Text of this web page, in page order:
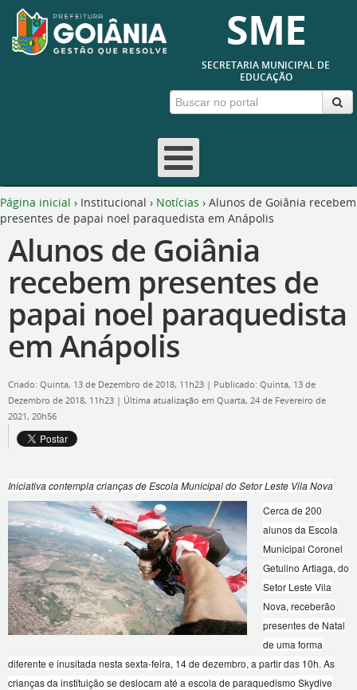
SME
SECRETARIA MUNICIPAL DE
EDUCAÇÃO
Página inicial › Institucional › Notícias › Alunos de Goiânia recebem
presentes de papai noel paraquedista em Anápolis
Alunos de Goiânia
recebem presentes de
papai noel paraquedista
em Anápolis
Criado: Quinta, 13 de Dezembro de 2018, 11h23 | Publicado: Quinta, 13 de
Dezembro de 2018, 11h23 | Última atualização em Quarta, 24 de Fevereiro de
2021, 20h56
Iniciativa contempla crianças de Escola Municipal do Setor Leste Vila Nova
Cerca de 200
alunos da Escola
Municipal Coronel
Getulino Artiaga, do
Setor Leste Vila
Nova, receberão
presentes de Natal
de uma forma
diferente e inusitada nesta sexta-feira, 14 de dezembro, a partir das 10h. As
crianças da instituição se deslocam até a escola de paraquedismo Skydive